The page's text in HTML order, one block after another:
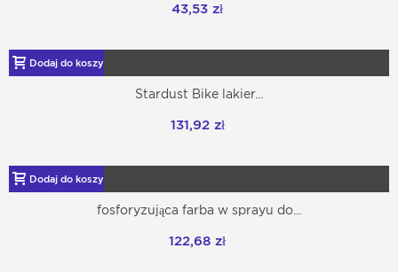
43,53 zł
Dodaj do koszyka
Stardust Bike lakier...
131,92 zł
Dodaj do koszyka
fosforyzująca farba w sprayu do...
122,68 zł